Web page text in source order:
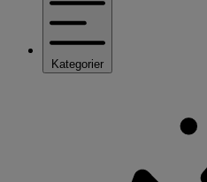
Kategorier